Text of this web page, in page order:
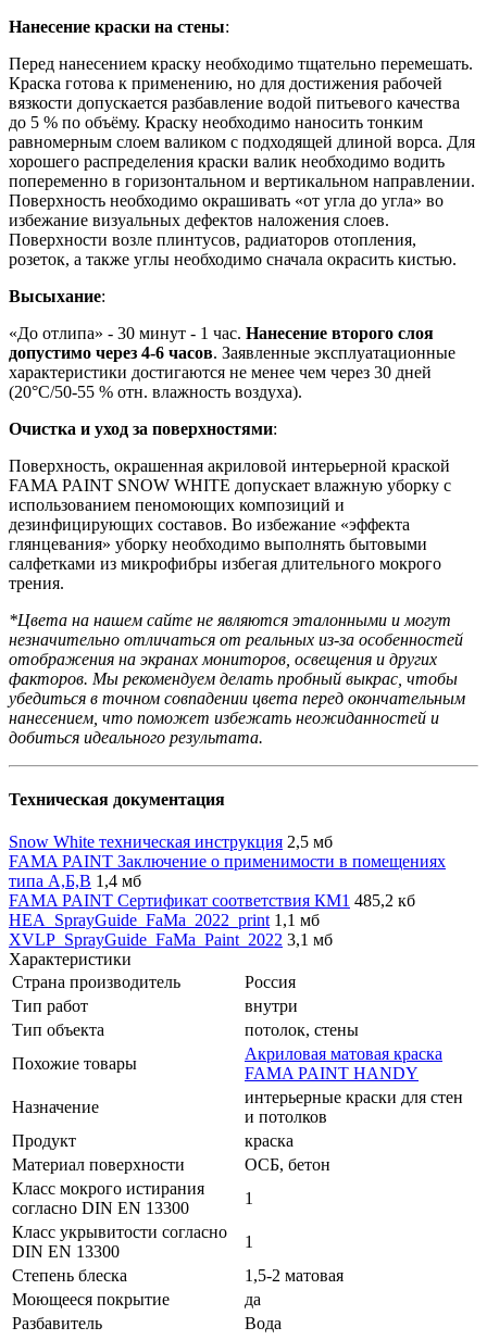
Нанесение краски на стены:
Перед нанесением краску необходимо тщательно перемешать.
Краска готова к применению, но для достижения рабочей
вязкости допускается разбавление водой питьевого качества
до 5 % по объёму. Краску необходимо наносить тонким
равномерным слоем валиком с подходящей длиной ворса. Для
хорошего распределения краски валик необходимо водить
попеременно в горизонтальном и вертикальном направлении.
Поверхность необходимо окрашивать «от угла до угла» во
избежание визуальных дефектов наложения слоев.
Поверхности возле плинтусов, радиаторов отопления,
розеток, а также углы необходимо сначала окрасить кистью.
Высыхание:
«До отлипа» - 30 минут - 1 час. Нанесение второго слоя
допустимо через 4-6 часов. Заявленные эксплуатационные
характеристики достигаются не менее чем через 30 дней
(20°C/50-55 % отн. влажность воздуха).
Очистка и уход за поверхностями:
Поверхность, окрашенная акриловой интерьерной краской
FAMA PAINT SNOW WHITE допускает влажную уборку с
использованием пеномоющих композиций и
дезинфицирующих составов. Во избежание «эффекта
глянцевания» уборку необходимо выполнять бытовыми
салфетками из микрофибры избегая длительного мокрого
трения.
*Цвета на нашем сайте не являются эталонными и могут
незначительно отличаться от реальных из-за особенностей
отображения на экранах мониторов, освещения и других
факторов. Мы рекомендуем делать пробный выкрас, чтобы
убедиться в точном совпадении цвета перед окончательным
нанесением, что поможет избежать неожиданностей и
добиться идеального результата.
Техническая документация
Snow White техническая инструкция 2,5 мб
FAMA PAINT Заключение о применимости в помещениях
типа А,Б,В 1,4 мб
FAMA PAINT Сертификат соответствия КМ1 485,2 кб
HEA_SprayGuide_FaMa_2022_print 1,1 мб
XVLP_SprayGuide_FaMa_Paint_2022 3,1 мб
Характеристики
Страна производитель
Россия
Тип работ
внутри
Тип объекта
потолок, стены
Похожие товары
Акриловая матовая краска
FAMA PAINT HANDY
Назначение
интерьерные краски для стен
и потолков
Продукт
краска
Материал поверхности
ОСБ, бетон
Класс мокрого истирания
согласно DIN EN 13300
1
Класс укрывитости согласно
DIN EN 13300
1
Степень блеска
1,5-2 матовая
Моющееся покрытие
да
Разбавитель
Вода